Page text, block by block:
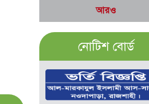
আরও
নোটিশ বোর্ড